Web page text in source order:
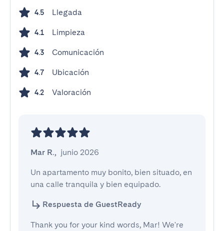
4.5 Llegada
4.1 Limpieza
4.3 Comunicación
4.7 Ubicación
4.2 Valoración
Mar R., junio 2026
Un apartamento muy bonito, bien situado, en
una calle tranquila y bien equipado.
Respuesta de GuestReady
Thank you for your kind words, Mar! We're